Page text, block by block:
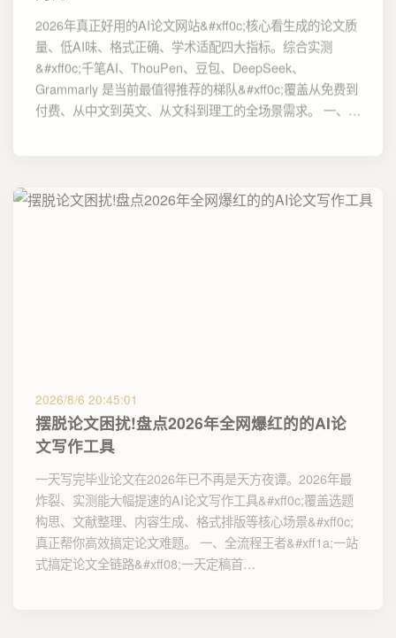
2026年真正好用的AI论文网站&#xff0c;核心看生成的论文质
量、低AI味、格式正确、学术适配四大指标。综合实测
&#xff0c;千笔AI、ThouPen、豆包、DeepSeek、
Grammarly 是当前最值得推荐的梯队&#xff0c;覆盖从免费到
付费、从中文到英文、从文科到理工的全场景需求。 一、…
摆脱论文困扰!盘点2026年全网爆红的的AI论
文写作工具
一天写完毕业论文在2026年已不再是天方夜谭。2026年最
炸裂、实测能大幅提速的AI论文写作工具&#xff0c;覆盖选题
构思、文献整理、内容生成、格式排版等核心场景&#xff0c;
真正帮你高效搞定论文难题。 一、全流程王者&#xff1a;一站
式搞定论文全链路&#xff08;一天定稿首…